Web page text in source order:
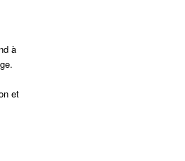
à
et